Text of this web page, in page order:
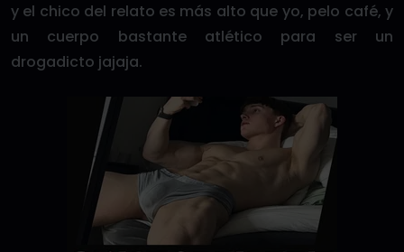
y el chico del relato es más alto que yo, pelo café, y
un cuerpo bastante atlético para ser un
drogadicto jajaja.